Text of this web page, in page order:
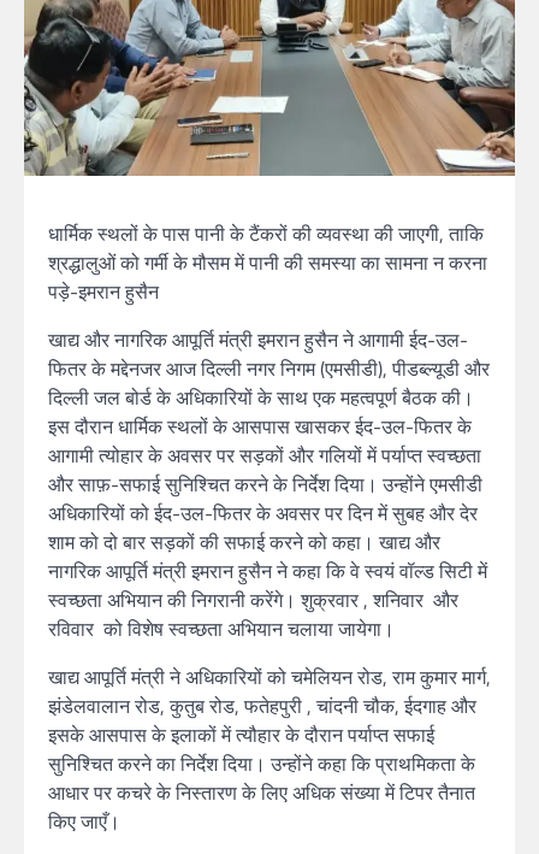
धार्मिक स्थलों के पास पानी के टैंकरों की व्यवस्था की जाएगी, ताकि
श्रद्धालुओं को गर्मी के मौसम में पानी की समस्या का सामना न करना
पड़े-इमरान हुसैन
खाद्य और नागरिक आपूर्ति मंत्री इमरान हुसैन ने आगामी ईद-उल-
फितर के मद्देनजर आज दिल्ली नगर निगम (एमसीडी), पीडब्ल्यूडी और
दिल्ली जल बोर्ड के अधिकारियों के साथ एक महत्वपूर्ण बैठक की।
इस दौरान धार्मिक स्थलों के आसपास खासकर ईद-उल-फितर के
आगामी त्योहार के अवसर पर सड़कों और गलियों में पर्याप्त स्वच्छता
और साफ़-सफाई सुनिश्चित करने के निर्देश दिया। उन्होंने एमसीडी
अधिकारियों को ईद-उल-फितर के अवसर पर दिन में सुबह और देर
शाम को दो बार सड़कों की सफाई करने को कहा। खाद्य और
नागरिक आपूर्ति मंत्री इमरान हुसैन ने कहा कि वे स्वयं वॉल्ड सिटी में
स्वच्छता अभियान की निगरानी करेंगे। शुक्रवार , शनिवार और
रविवार को विशेष स्वच्छता अभियान चलाया जायेगा।
खाद्य आपूर्ति मंत्री ने अधिकारियों को चमेलियन रोड, राम कुमार मार्ग,
झंडेलवालान रोड, कुतुब रोड, फतेहपुरी , चांदनी चौक, ईदगाह और
इसके आसपास के इलाकों में त्यौहार के दौरान पर्याप्त सफाई
सुनिश्चित करने का निर्देश दिया। उन्होंने कहा कि प्राथमिकता के
आधार पर कचरे के निस्तारण के लिए अधिक संख्या में टिपर तैनात
किए जाएँ।